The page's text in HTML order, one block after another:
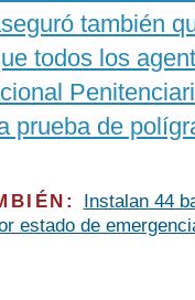
también
todos los
prueba de
Instalan 44
estado de